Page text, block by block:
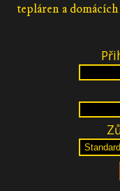
tepláren a